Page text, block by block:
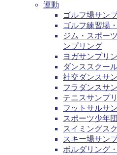
運動
ゴルフ場サン
ゴルフ練習場
ジム・スポー
ンプリング
ヨガサンプリ
ダンススクー
社交ダンスサ
フラダンスサ
テニスサンプ
フットサルサ
スポーツ少年
スイミングス
スキー場サン
ボルダリング